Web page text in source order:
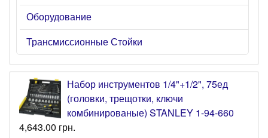
Оборудование
Трансмиссионные Стойки
Набор инструментов 1/4"+1/2", 75ед
(головки, трещотки, ключи
комбинированые) STANLEY 1-94-660
4,643.00 грн.